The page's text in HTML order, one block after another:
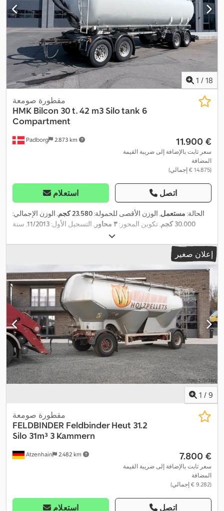
1 / 18
Padborg 2.873 km
مقطورة صومعة
HMK Bilcon 30 t. 42 m3 Silo tank 6
Compartment
‏11.900 €
سعر ثابت بالإضافة إلى ضريبة القيمة
المضافة
(‏14.875 € إجمالي)
استعلام اتصل
الحالة: مستعمل, الوزن الأقصى للحمولة:23.580 كجم
, الوزن الإجمالي:
30.000 كجم
, تكوين المحور:٣ محاور , التسجيل الأول:11/2013, سنة
, معدات:
إعلان صغير
1 / 9
Atzenhain 2.482 km
مقطورة صومعة
FELDBINDER Feldbinder Heut 31.2
Silo 31m³ 3 Kammern
‏7.800 €
سعر ثابت بالإضافة إلى ضريبة القيمة
المضافة
(‏9.282 € إجمالي)
استعلام اتصل